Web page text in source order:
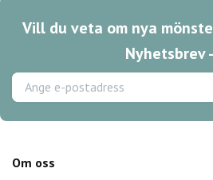
Vill du veta om nya
Nyhetsbrev
Om oss